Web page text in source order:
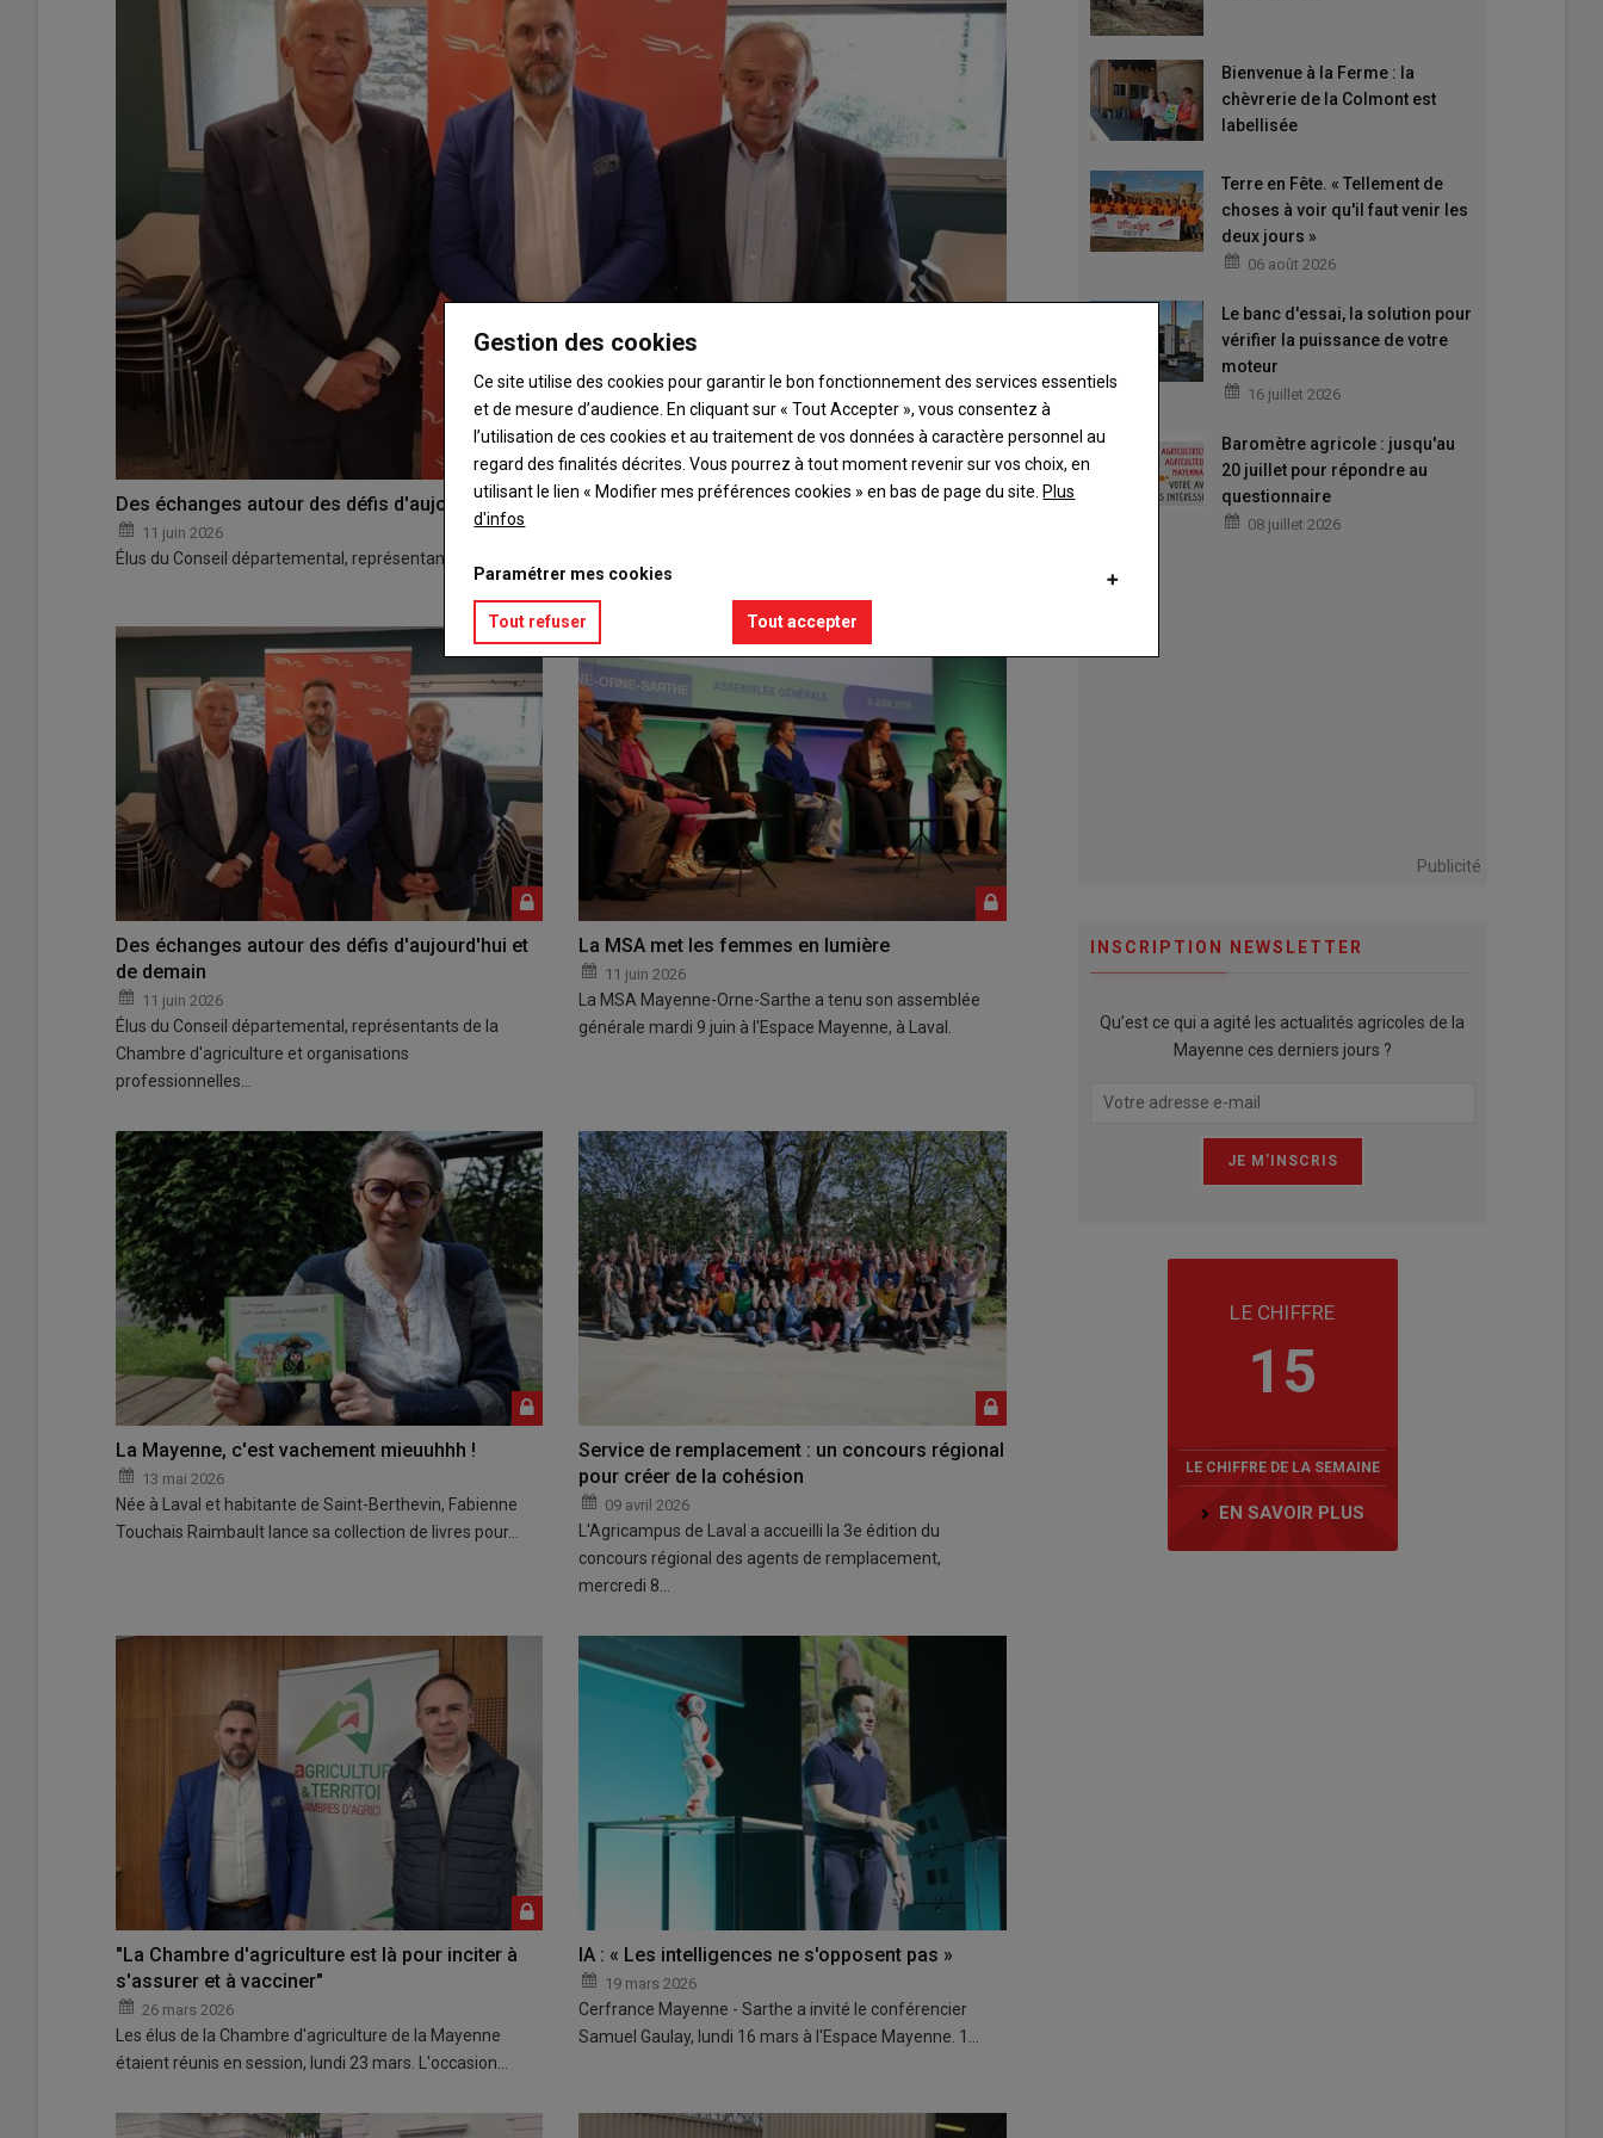
Des échanges autour des défis d'aujourd'hui et de demain
11 juin 2026
Élus du Conseil départemental, représentants de la Chambre d'agriculture et organisations professionnelles…
Des échanges autour des défis d'aujourd'hui et
de demain
11 juin 2026
Élus du Conseil départemental, représentants de la
Chambre d'agriculture et organisations
professionnelles…
La MSA met les femmes en lumière
11 juin 2026
La MSA Mayenne-Orne-Sarthe a tenu son assemblée
générale mardi 9 juin à l'Espace Mayenne, à Laval.
La Mayenne, c'est vachement mieuuhhh !
13 mai 2026
Née à Laval et habitante de Saint-Berthevin, Fabienne
Touchais Raimbault lance sa collection de livres pour…
Service de remplacement : un concours régional
pour créer de la cohésion
09 avril 2026
L'Agricampus de Laval a accueilli la 3e édition du
concours régional des agents de remplacement,
mercredi 8…
"La Chambre d'agriculture est là pour inciter à
s'assurer et à vacciner"
26 mars 2026
Les élus de la Chambre d'agriculture de la Mayenne
étaient réunis en session, lundi 23 mars. L'occasion…
IA : « Les intelligences ne s'opposent pas »
19 mars 2026
Cerfrance Mayenne - Sarthe a invité le conférencier
Samuel Gaulay, lundi 16 mars à l'Espace Mayenne. 1…
Bienvenue à la Ferme : la
chèvrerie de la Colmont est
labellisée
Terre en Fête. « Tellement de
choses à voir qu'il faut venir les
deux jours »
06 août 2026
Le banc d'essai, la solution pour
vérifier la puissance de votre
moteur
16 juillet 2026
Baromètre agricole : jusqu'au
20 juillet pour répondre au
questionnaire
08 juillet 2026
Publicité
INSCRIPTION NEWSLETTER
Qu’est ce qui a agité les actualités agricoles de la
Mayenne ces derniers jours ?
LE CHIFFRE
15
LE CHIFFRE DE LA SEMAINE
EN SAVOIR PLUS
Gestion des cookies
Ce site utilise des cookies pour garantir le bon fonctionnement des services essentiels
et de mesure d’audience. En cliquant sur « Tout Accepter », vous consentez à
l’utilisation de ces cookies et au traitement de vos données à caractère personnel au
regard des finalités décrites. Vous pourrez à tout moment revenir sur vos choix, en
utilisant le lien « Modifier mes préférences cookies » en bas de page du site. Plus
d'infos
Paramétrer mes cookies
Tout refuser Tout accepter